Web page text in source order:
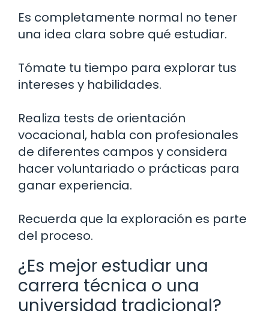
Es completamente normal no tener
una idea clara sobre qué estudiar.
Tómate tu tiempo para explorar tus
intereses y habilidades.
Realiza tests de orientación
vocacional, habla con profesionales
de diferentes campos y considera
hacer voluntariado o prácticas para
ganar experiencia.
Recuerda que la exploración es parte
del proceso.
¿Es mejor estudiar una
carrera técnica o una
universidad tradicional?